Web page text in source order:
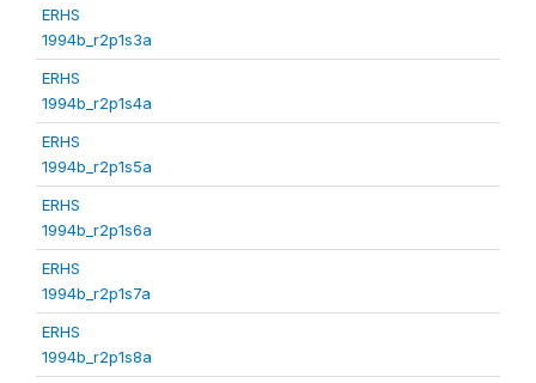
ERHS
1994b_r2p1s3a
ERHS
1994b_r2p1s4a
ERHS
1994b_r2p1s5a
ERHS
1994b_r2p1s6a
ERHS
1994b_r2p1s7a
ERHS
1994b_r2p1s8a